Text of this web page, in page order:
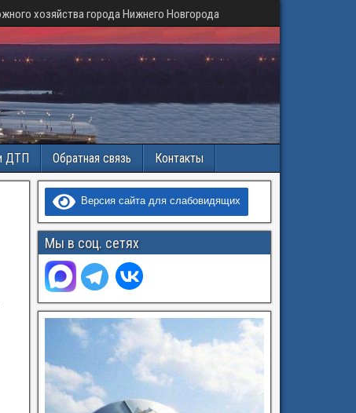
хозяйства города Нижнего Новгорода
ДТП Обратная связь Контакты
Версия сайта для слабовидящих
Мы в соц. сетях